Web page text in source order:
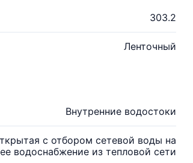
303.2
Ленточный
Внутренние водостоки
с отбором сетевой воды на
водоснабжение из тепловой сети